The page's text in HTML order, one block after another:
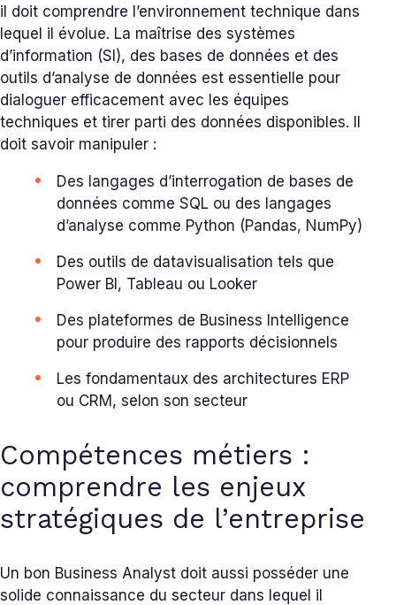
il doit comprendre l’environnement technique dans
lequel il évolue. La maîtrise des systèmes
d’information (SI), des bases de données et des
outils d’analyse de données est essentielle pour
dialoguer efficacement avec les équipes
techniques et tirer parti des données disponibles. Il
doit savoir manipuler :
Des langages d’interrogation de bases de
données comme SQL ou des langages
d’analyse comme Python (Pandas, NumPy)
Des outils de datavisualisation tels que
Power BI, Tableau ou Looker
Des plateformes de Business Intelligence
pour produire des rapports décisionnels
Les fondamentaux des architectures ERP
ou CRM, selon son secteur
Compétences métiers :
comprendre les enjeux
stratégiques de l’entreprise
Un bon Business Analyst doit aussi posséder une
solide connaissance du secteur dans lequel il